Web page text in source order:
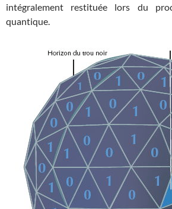
intégralement restituée lors du
quantique.